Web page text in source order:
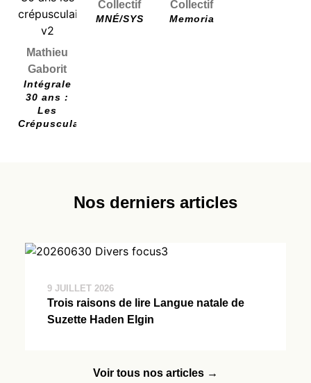
Mathieu
Gaborit
Intégrale
30 ans :
Les
Crépusculaires
Collectif
MNÉ/SYS
Collectif
Memoria
Nos derniers articles
9 JUILLET 2026
Trois raisons de lire Langue natale de
Suzette Haden Elgin
Voir tous nos articles →